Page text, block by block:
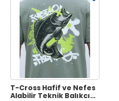
T-Cross Hafif ve Nefes
Alabilir Teknik Balıkçı